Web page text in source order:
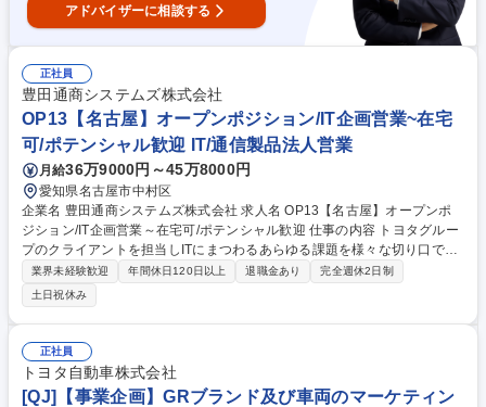
アドバイザーに相談する
正社員
豊田通商システムズ株式会社
OP13【名古屋】オープンポジション/IT企画営業~在宅
可/ポテンシャル歓迎 IT/通信製品法人営業
月給36万9000円～45万8000円
愛知県名古屋市中村区
企業名 豊田通商システムズ株式会社 求人名 OP13【名古屋】オープンポ
ジション/IT企画営業～在宅可/ポテンシャル歓迎 仕事の内容 トヨタグルー
プのクライアントを担当しITにまつわるあらゆる課題を様々な切り口で解
決する営業職を募集します。 モノ売りでなく、お客様の様々な技術要望に
対し数多あるツールやソリューションを選定・提案するコンサルティング
営業をお任せします。 ■各種クラウドサービスや自社サービスの販売戦略
立案と拡販活動■顧客課題解決に向けたソリューション提案■SEと協働で
の企画構想立案■新規商材の発掘や新サービスの企画立案■既存顧客キーマ
ンとの関係強化と新規顧客開拓 募集職種 OP13【名古屋】オープンポジシ
ョン/IT企画営業～在宅可/ポテンシャル歓迎
業界未経験歓迎 年間休日120日以上 退職金あり
完全週休2日制
土日祝休み
正社員
トヨタ自動車株式会社
[QJ]【事業企画】GRブランド及び車両のマーケティン